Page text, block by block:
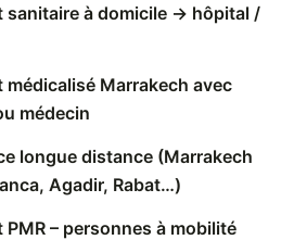
sanitaire à domicile → hôpital /
médicalisé Marrakech avec
médecin
longue distance (Marrakech
Agadir, Rabat…)
– personnes à mobilité